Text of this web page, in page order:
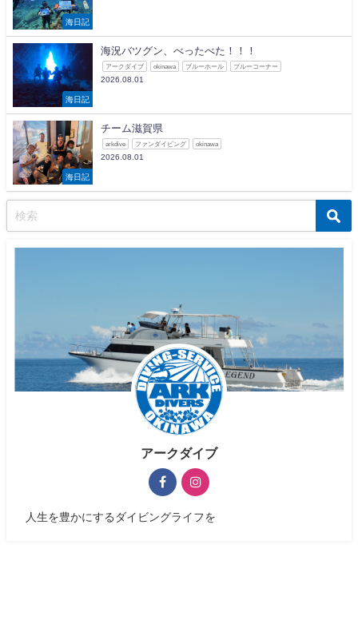
海日記
海日記
海況バツグン、べったべた！！！
アークダイブ okinawa ブルーホール ブルーコーナー
2026.08.01
海日記
チーム滋賀県
arkdive ファンダイビング okinawa
2026.08.01
アークダイブ
人生を豊かにするダイビングライフを